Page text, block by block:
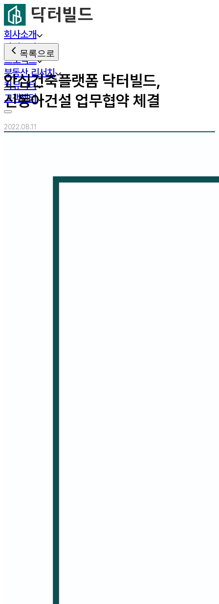
회사소개
사업분야
프로젝트
부동산 리서치
커뮤니티
고객센터
목록으로
안심건축플랫폼 닥터빌드,
신동아건설 업무협약 체결
2022.08.11